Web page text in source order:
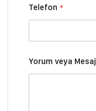
n
o
t
a
Telefon *
Yorum veya Mesaj